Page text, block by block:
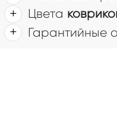
Цвета
Гарантийные